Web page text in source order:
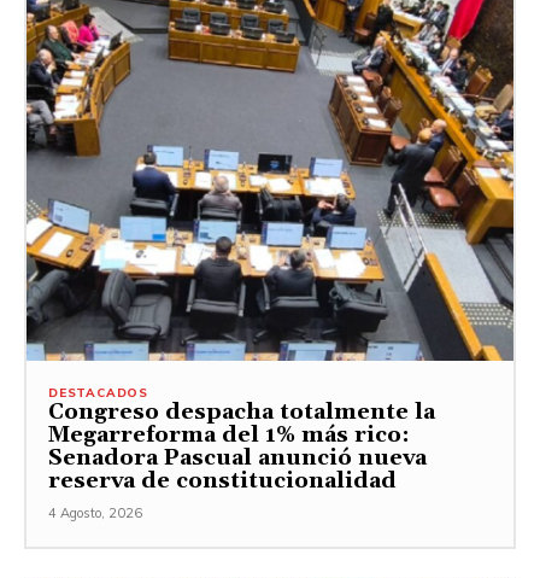
DESTACADOS
Congreso despacha totalmente la
Megarreforma del 1% más rico:
Senadora Pascual anunció nueva
reserva de constitucionalidad
4 Agosto, 2026